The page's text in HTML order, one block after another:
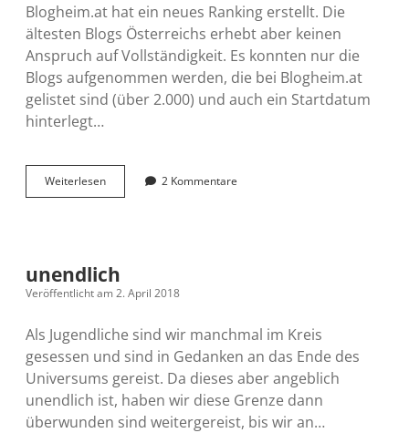
Blogheim.at hat ein neues Ranking erstellt. Die
ältesten Blogs Österreichs erhebt aber keinen
Anspruch auf Vollständigkeit. Es konnten nur die
Blogs aufgenommen werden, die bei Blogheim.at
gelistet sind (über 2.000) und auch ein Startdatum
hinterlegt…
WeiterlesenIch
bin
2 Kommentare
unendlich
Veröffentlicht am 2. April 2018
Als Jugendliche sind wir manchmal im Kreis
gesessen und sind in Gedanken an das Ende des
Universums gereist. Da dieses aber angeblich
unendlich ist, haben wir diese Grenze dann
überwunden sind weitergereist, bis wir an…